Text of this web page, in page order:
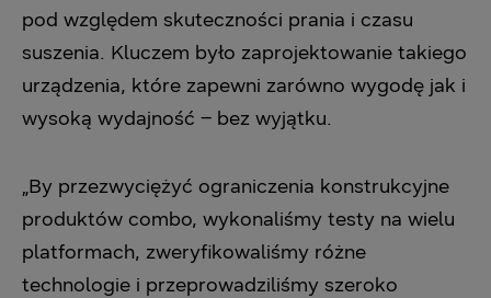
pod względem skuteczności prania i czasu
suszenia. Kluczem było zaprojektowanie takiego
urządzenia, które zapewni zarówno wygodę jak i
wysoką wydajność – bez wyjątku.
„By przezwyciężyć ograniczenia konstrukcyjne
produktów combo, wykonaliśmy testy na wielu
platformach, zweryfikowaliśmy różne
technologie i przeprowadziliśmy szeroko